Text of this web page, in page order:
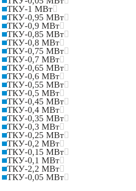
ТКУ-1 МВт
ТКУ-0,95 МВт
ТКУ-0,9 МВт
ТКУ-0,85 МВт
ТКУ-0,8 МВт
ТКУ-0,75 МВт
ТКУ-0,7 МВт
ТКУ-0,65 МВт
ТКУ-0,6 МВт
ТКУ-0,55 МВт
ТКУ-0,5 МВт
ТКУ-0,45 МВт
ТКУ-0,4 МВт
ТКУ-0,35 МВт
ТКУ-0,3 МВт
ТКУ-0,25 МВт
ТКУ-0,2 МВт
ТКУ-0,15 МВт
ТКУ-0,1 МВт
ТКУ-2,2 МВт
ТКУ-0,05 МВт